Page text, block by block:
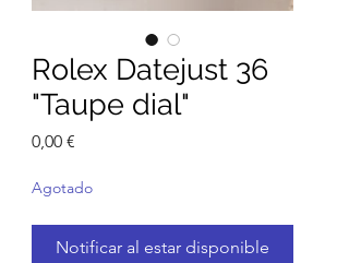
Rolex Datejust 36
"Taupe dial"
0,00 €
Agotado
Notificar al estar disponible